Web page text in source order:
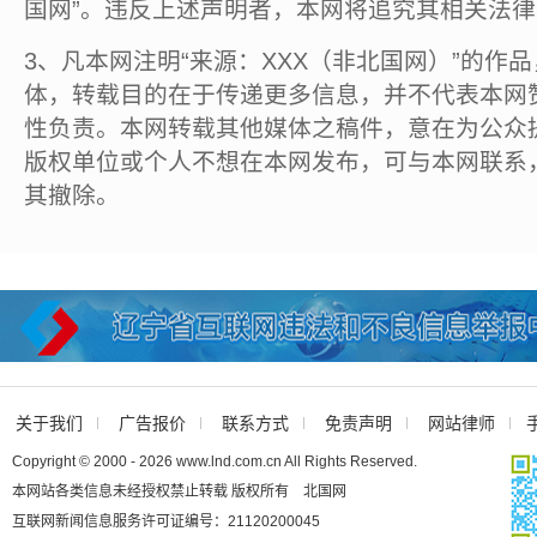
国网”。违反上述声明者，本网将追究其相关法
3、凡本网注明“来源：XXX（非北国网）”的作
体，转载目的在于传递更多信息，并不代表本
性负责。本网转载其他媒体之稿件，意在为公
版权单位或个人不想在本网发布，可与本网联
其撤除。
关于我们 广告报价 联系方式 免责声明 网站律师
Copyright © 2000 - 2026 www.lnd.com.cn All Rights Reserved.
本网站各类信息未经授权禁止转载 版权所有 北国网
互联网新闻信息服务许可证编号：21120200045